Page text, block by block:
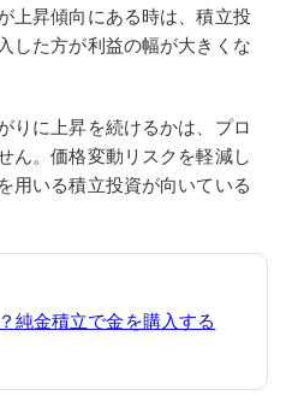
上昇傾向にある時は、積立投
した方が利益の幅が大きくな
りに上昇を続けるかは、プロ
ん。価格変動リスクを軽減し
用いる積立投資が向いている
純金積立で金を購入する